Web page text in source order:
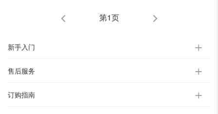
第1页
新手入门
售后服务
订购指南